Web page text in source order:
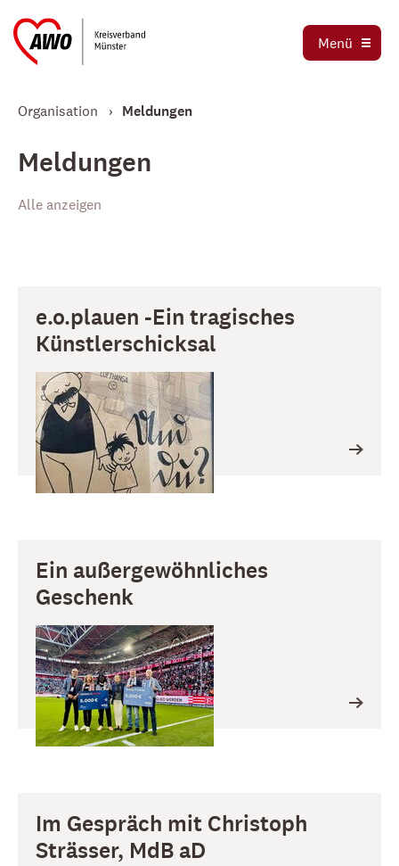
Menü
Ortsvereine
Organisation
Meldungen
Meldungen
Alle anzeigen
e.o.plauen -Ein tragisches
Künstlerschicksal
Ein außergewöhnliches
Geschenk
Im Gespräch mit Christoph
Strässer, MdB aD